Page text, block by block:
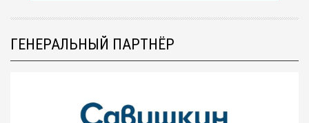
ГЕНЕРАЛЬНЫЙ ПАРТНЁР